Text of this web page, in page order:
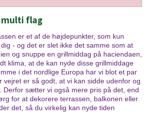
multi flag
er et af de højdepunkter, som kun
- og det er slet ikke det samme som at
og snuppe en grillmiddag på haciendaen,
klima, at de kan nyde disse grillmiddage
i det nordlige Europa har vi blot et par
vejret er så godt, at vi kan sidde udenfor og
Derfor sætter vi også mere pris på det, end
for at dekorere terrassen, balkonen eller
det, så du virkelig kan nyde tiden